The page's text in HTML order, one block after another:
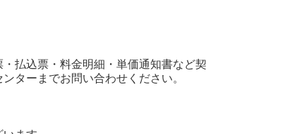
払込票・料金明細・単価通知書など契
ターまでお問い合わせください。